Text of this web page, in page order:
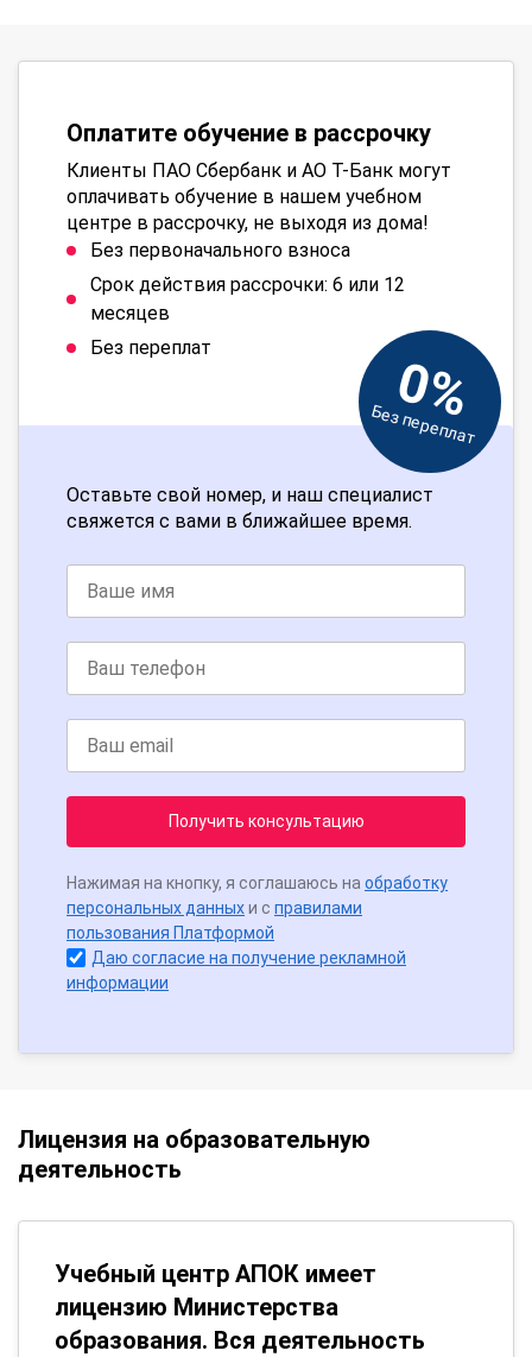
Оплатите обучение в рассрочку
Клиенты ПАО Сбербанк и АО Т-Банк могут
оплачивать обучение в нашем учебном
центре в рассрочку, не выходя из дома!
Без первоначального взноса
Срок действия рассрочки: 6 или 12
месяцев
Без переплат
0%
Без переплат
Оставьте свой номер, и наш специалист
свяжется с вами в ближайшее время.
Получить консультацию
Нажимая на кнопку, я соглашаюсь на обработку
персональных данныхи с правилами
пользования Платформой
Даю согласие на получение рекламной
информации
Лицензия на образовательную
деятельность
Учебный центр АПОК имеет
лицензию Министерства
образования. Вся деятельность